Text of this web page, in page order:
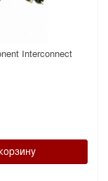
Interconnect